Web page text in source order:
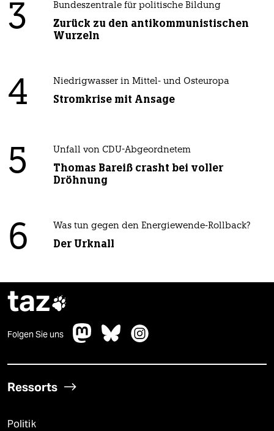
3 Bundeszentrale für politische Bildung
Zurück zu den antikommunistischen
Wurzeln
4 Niedrigwasser in Mittel- und Osteuropa
Stromkrise mit Ansage
5 Unfall von CDU-Abgeordnetem
Thomas Bareiß crasht bei voller
Dröhnung
6 Was tun gegen den Energiewende-Rollback?
Der Urknall
taz
Folgen Sie uns
Ressorts
Politik